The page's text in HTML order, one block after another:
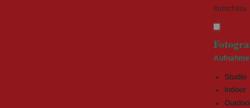
Indochina
Studio
Indoor